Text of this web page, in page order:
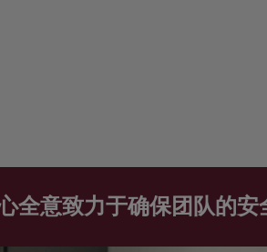
全意致力于确保团队的安